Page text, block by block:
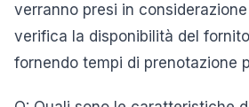
verranno presi in
verifica la disponibilità del
fornendo tempi di prenotazione